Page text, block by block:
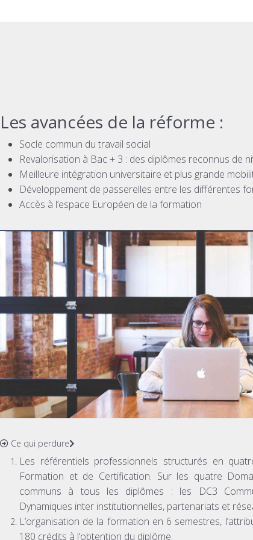
Les avancées de la réforme :
Socle commun du travail social
Revalorisation à Bac + 3 : des diplômes reconnus de
Meilleure intégration universitaire et plus grande
Développement de passerelles entre les différentes
Accès à l’espace Européen de la formation
Ce qui perdure
Les référentiels professionnels structurés en
Formation et de Certification. Sur les quatre
communs à tous les diplômes : les DC3
Dynamiques inter institutionnelles, partenariats et
L’organisation de la formation en 6 semestres,
180 crédits à l’obtention du diplôme.